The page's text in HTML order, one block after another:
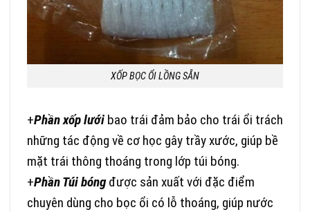
XỐP BỌC ỔI LỒNG SẴN
+Phần xốp lưới bao trái đảm bảo cho trái ổi trách
những tác động về cơ học gây trầy xước, giúp bề
mặt trái thông thoáng trong lớp túi bóng.
+Phần Túi bóng được sản xuất với đặc điểm
chuyên dùng cho bọc ổi có lỗ thoáng, giúp nước